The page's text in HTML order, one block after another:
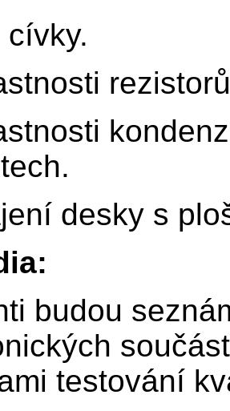
cívky.
desky s
budou
testování